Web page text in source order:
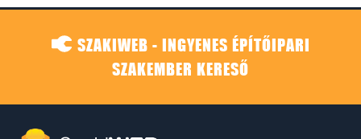
SZAKIWEB - INGYENES ÉPÍTŐIPARI
SZAKEMBER KERESŐ